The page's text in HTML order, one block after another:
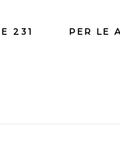
231 PER LE